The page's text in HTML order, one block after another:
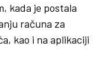
kada je postala
računa za
kao i na aplikaciji